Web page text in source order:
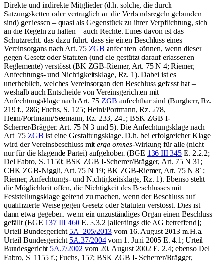
Direkte und indirekte Mitglieder (d.h. solche, die durch
Satzungsketten oder vertraglich an die Verbandsregeln gebunden
sind) geniessen – quasi als Gegenstück zu ihrer Verpflichtung, sich
an die Regeln zu halten – auch Rechte. Eines davon ist das
Schutzrecht, das dazu führt, dass sie einen Beschluss eines
Vereinsorgans nach Art. 75 ZGB anfechten können, wenn dieser
gegen Gesetz oder Statuten (und die gestützt darauf erlassenen
Reglemente) verstösst (BK ZGB-Riemer, Art. 75 N 4; Riemer,
Anfechtungs- und Nichtigkeitsklage, Rz. 1). Dabei ist es
unerheblich, welches Vereinsorgan den Beschluss gefasst hat –
weshalb auch Entscheide von Vereinsgerichten mit
Anfechtungsklage nach Art. 75 ZGB anfechtbar sind (Burgherr, Rz.
219 f., 286; Fuchs, S. 125; Heini/Portmann, Rz. 278,
Heini/Portmann/Seemann, Rz. 233, 241; BSK ZGB I-
Scherrer/Brägger, Art. 75 N 3 und 5). Die Anfechtungsklage nach
Art. 75 ZGB ist eine Gestaltungsklage. D.h. bei erfolgreicher Klage
wird der Vereinsbeschluss mit erga omnes-Wirkung für alle (nicht
nur für die klagende Partei) aufgehoben (BGE 136 III 345 E. 2.2.2;
Del Fabro, S. 1150; BSK ZGB I-Scherrer/Brägger, Art. 75 N 31;
CHK ZGB-Niggli, Art. 75 N 19; BK ZGB-Riemer, Art. 75 N 81;
Riemer, Anfechtungs- und Nichtigkeitsklage, Rz. 1). Ebenso steht
die Möglichkeit offen, die Nichtigkeit des Beschlusses mit
Feststellungsklage geltend zu machen, wenn der Beschluss auf
qualifizierte Weise gegen Gesetz oder Statuten verstösst. Dies ist
dann etwa gegeben, wenn ein unzuständiges Organ einen Beschluss
gefällt (BGE 137 III 460 E. 3.3.2 [allerdings die AG betreffend];
Urteil Bundesgericht 5A_205/2013 vom 16. August 2013 m.H.a.
Urteil Bundesgericht 5A.37/2004 vom 1. Juni 2005 E. 4.1; Urteil
Bundesgericht 5A.7/2002 vom 20. August 2002 E. 2.4; ebenso Del
Fabro, S. 1155 f.; Fuchs, 157; BSK ZGB I- Scherrer/Brägger,